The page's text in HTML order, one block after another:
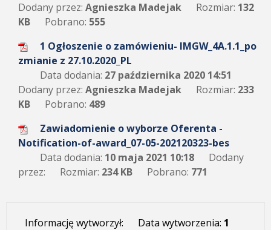
Dodany przez: Agnieszka Madejak Rozmiar: 132
KB
Pobrano: 555
1 Ogłoszenie o zamówieniu- IMGW_4A.1.1_po
zmianie z 27.10.2020_PL
Data dodania: 27 października 2020 14:51
Dodany przez: Agnieszka Madejak Rozmiar: 233
KB
Pobrano: 489
Zawiadomienie o wyborze Oferenta -
Notification-of-award_07-05-202120323-bes
Data dodania: 10 maja 2021 10:18
Dodany
przez:
Rozmiar: 234 KB Pobrano: 771
Informację wytworzył:
Data wytworzenia: 1